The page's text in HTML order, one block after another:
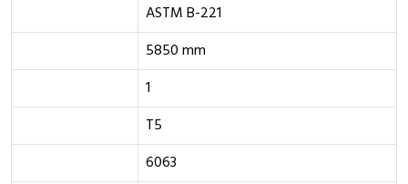
ASTM B-221
5850 mm
1
T5
6063